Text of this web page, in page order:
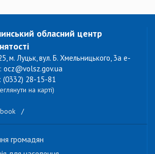
обласний центр
м. Луцьк, вул. Б. Хмельницького, 3а e-
ocz@volsz.gov.ua
(0332) 28-15-81
на карті)
/
громадян